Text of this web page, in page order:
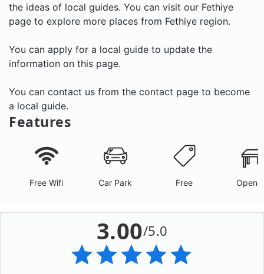
the ideas of local guides. You can visit our Fethiye
page to explore more places from Fethiye region.
You can apply for a local guide to update the
information on this page.
You can contact us from the contact page to become
a local guide.
Features
Free Wifi Car Park Free Open
3.00/5.0